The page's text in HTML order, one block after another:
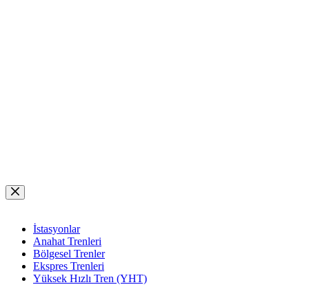
Skip
to
İstasyonlar
Anahat Trenleri
Bölgesel Trenler
Ekspres Trenleri
Yüksek Hızlı Tren (YHT)